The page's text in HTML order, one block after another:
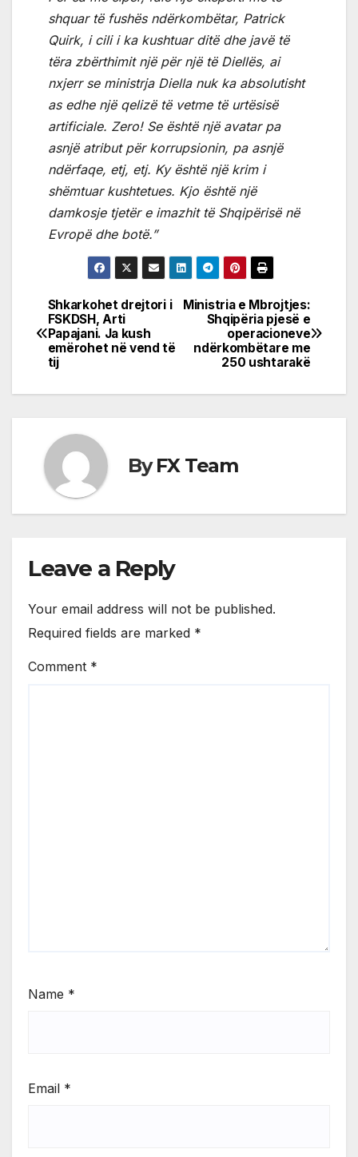
shquar të fushës ndërkombëtar, Patrick
Quirk, i cili i ka kushtuar ditë dhe javë të
tëra zbërthimit një për një të Diellës, ai
nxjerr se ministrja Diella nuk ka absolutisht
as edhe një qelizë të vetme të urtësisë
artificiale. Zero! Se është një avatar pa
asnjë atribut për korrupsionin, pa asnjë
ndërfaqe, etj, etj. Ky është një krim i
shëmtuar kushtetues. Kjo është një
damkosje tjetër e imazhit të Shqipërisë në
Evropë dhe botë.”
Post
navigation
Ministria e Mbrojtjes:
Shqipëria pjesë e
operacioneve
ndërkombëtare me
250 ushtarakë
Shkarkohet drejtori i
FSKDSH, Arti
Papajani. Ja kush
emërohet në vend të
tij
ByFX Team
Leave a Reply
Your email address will not be published.
Required fields are marked *
Comment *
Name *
Email *